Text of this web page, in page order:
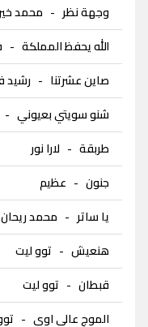
وجهة نظر - محمد
الله يحفظ المملكة -
صاين عشرتنا - رشيد
شنو سويتي بعيوني -
طربقة - لارا نور
جنون - عظيم
يا ساتر - محمد ريحان
هنعيش - توو ليت
قبطان - توو ليت
الموج عالي اوي -